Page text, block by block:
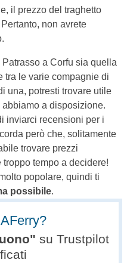
il prezzo del traghetto
non avrete
a Corfu sia quella
tra le varie compagnie di
una, potresti trovare utile
a disposizione.
inviarci recensioni per i
però che, solitamente
trovare prezzi
tempo a decidere!
popolare, quindi ti
possibile.
AFerry?
" su Trustpilot